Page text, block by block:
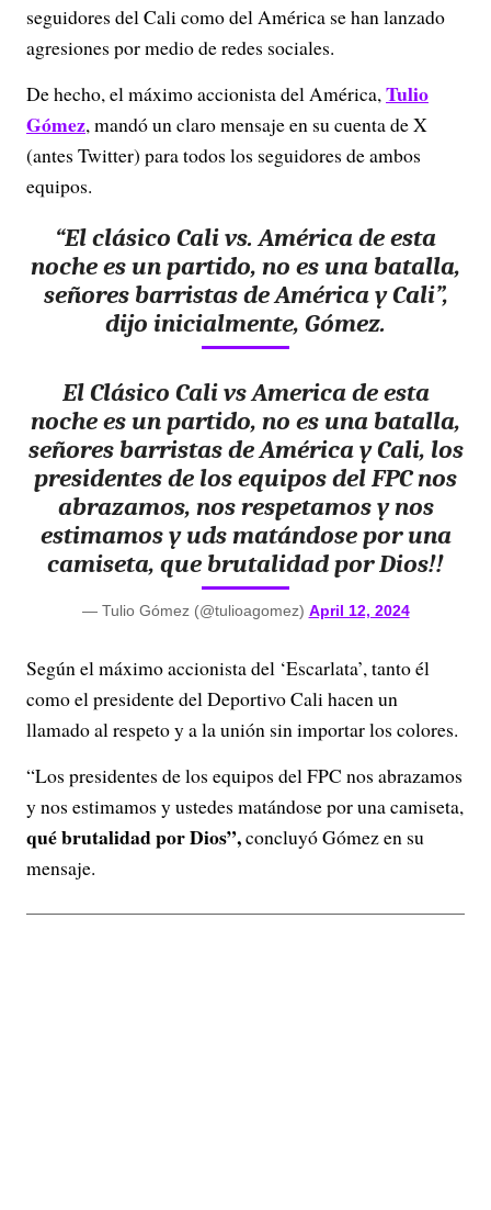
y
i
d
o
seguidores del Cali como del América se han lanzado
agresiones por medio de redes sociales.
De hecho, el máximo accionista del América,Tulio
Gómez, mandó un claro mensaje en su cuenta de X
(antes Twitter) para todos los seguidores de ambos
equipos.
“El clásico Cali vs. América de esta
noche es un partido, no es una batalla,
señores barristas de América y Cali”,
dijo inicialmente, Gómez.
El Clásico Cali vs America de esta
noche es un partido, no es una batalla,
señores barristas de América y Cali, los
presidentes de los equipos del FPC nos
abrazamos, nos respetamos y nos
estimamos y uds matándose por una
camiseta, que brutalidad por Dios!!
— Tulio Gómez (@tulioagomez) April 12, 2024
Según el máximo accionista del ‘Escarlata’, tanto él
como el presidente del Deportivo Cali hacen un
llamado al respeto y a la unión sin importar los colores.
“Los presidentes de los equipos del FPC nos abrazamos
y nos estimamos y ustedes matándose por una camiseta,
qué brutalidad por Dios”,concluyó Gómez en su
mensaje.